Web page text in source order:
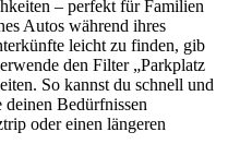
– perfekt für Familien
Autos während ihres
leicht zu finden, gib
den Filter „Parkplatz
So kannst du schnell und
deinen Bedürfnissen
oder einen längeren